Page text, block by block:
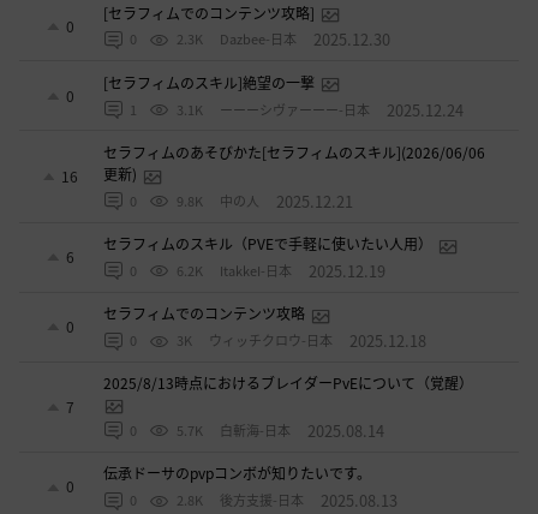
0
[セラフィムでのコンテンツ攻略]
0 2.3K Dazbee-日本 2025.12.30
0
[セラフィムのスキル]絶望の一撃
1 3.1K ーーーシヴァーーー-日本 2025.12.24
16
セラフィムのあそびかた[セラフィムのスキル](2026/06/06
更新)
0 9.8K 中の人 2025.12.21
6
セラフィムのスキル（PVEで手軽に使いたい人用）
0 6.2K ItakkeI-日本 2025.12.19
0
セラフィムでのコンテンツ攻略
0 3K ウィッチクロウ-日本 2025.12.18
7
2025/8/13時点におけるブレイダーPvEについて（覚醒）
0 5.7K 白斬海-日本 2025.08.14
0
伝承ドーサのpvpコンボが知りたいです。
0 2.8K 後方支援-日本 2025.08.13